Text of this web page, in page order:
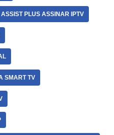
ASSIST PLUS ASSINAR IPTV
SMART TV